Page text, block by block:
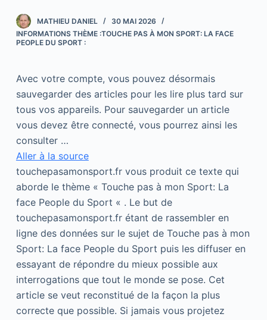
u
MATHIEU DANIEL
30 MAI 2026
INFORMATIONS THÈME :TOUCHE PAS À MON SPORT: LA FACE
PEOPLE DU SPORT :
Avec votre compte, vous pouvez désormais
sauvegarder des articles pour les lire plus tard sur
tous vos appareils. Pour sauvegarder un article
vous devez être connecté, vous pourrez ainsi les
consulter …
Aller à la source
touchepasamonsport.fr vous produit ce texte qui
aborde le thème « Touche pas à mon Sport: La
face People du Sport « . Le but de
touchepasamonsport.fr étant de rassembler en
ligne des données sur le sujet de Touche pas à mon
Sport: La face People du Sport puis les diffuser en
essayant de répondre du mieux possible aux
interrogations que tout le monde se pose. Cet
article se veut reconstitué de la façon la plus
correcte que possible. Si jamais vous projetez